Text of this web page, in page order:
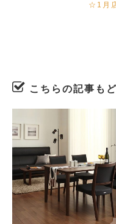
☆1月
こちらの記事も